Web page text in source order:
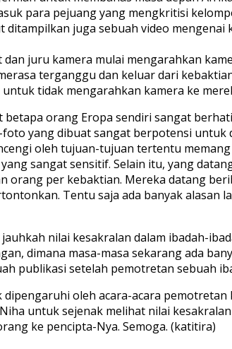
para pejuang yang mengkritisi
juga sebuah video
juru kamera mulai mengarahkan
terganggu dan keluar dari
tidak mengarahkan kamera ke
orang Eropa sendiri sangat
yang dibuat sangat berpotensi
oleh tujuan-tujuan tertentu
sangat sensitif. Selain itu, yang
orang per kebaktian. Mereka datang
Tentu saja ada banyak
nilai kesakralan dalam ibadah-
dimana masa-masa sekarang ada
publikasi setelah pemotretan sebuah
oleh acara-acara
untuk sejenak melihat nilai
ke pencipta-Nya. Semoga. (katitira)